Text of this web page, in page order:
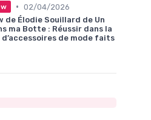
• 02/04/2026
de Élodie Souillard de Un
ma Botte : Réussir dans la
de mode faits